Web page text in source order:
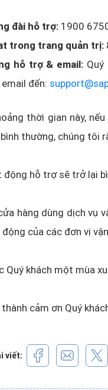
đài hỗ trợ: 1900
trong trang quản trị:
hỗ trợ & email:
đến:
thời gian này,
thường, chúng tôi
động hỗ trợ sẽ trở lại
hàng dùng dịch vụ
của các đơn vị
Quý khách một mùa
cảm ơn Quý
viết: